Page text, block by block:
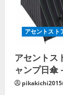
アセントスト
アセントス
ャンプ日傘